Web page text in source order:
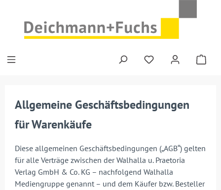
Allgemeine Geschäftsbedingungen
für Warenkäufe
Diese allgemeinen Geschäftsbedingungen („AGB“) gelten
für alle Verträge zwischen der Walhalla u. Praetoria
Verlag GmbH & Co. KG – nachfolgend Walhalla
Mediengruppe genannt – und dem Käufer bzw. Besteller